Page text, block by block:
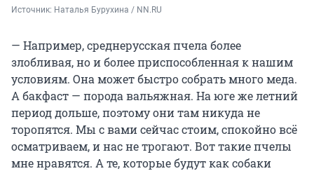
Источник: Наталья Бурухина / NN.RU
— Например, среднерусская пчела более
злобливая, но и более приспособленная к нашим
условиям. Она может быстро собрать много меда.
А бакфаст — порода вальяжная. На юге же летний
период дольше, поэтому они там никуда не
торопятся. Мы с вами сейчас стоим, спокойно всё
осматриваем, и нас не трогают. Вот такие пчелы
мне нравятся. А те, которые будут как собаки